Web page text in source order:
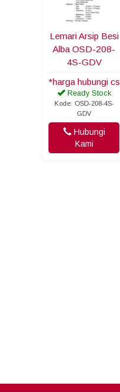
Lemari Arsip Besi
Alba OSD-208-
4S-GDV
*harga hubungi cs
Ready Stock
Kode: OSD-208-4S-
GDV
Hubungi
Kami